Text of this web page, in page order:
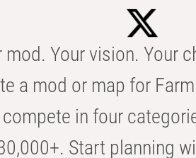
mod. Your vision. Your
a mod or map for
in four
Start planning